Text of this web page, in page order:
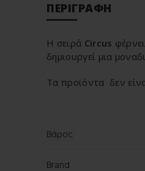
ΠΕΡΙΓΡΑΦΉ
Η σειρά Circus
δημιουργεί μια
Τα προϊόντα δεν
Βάρος
Brand